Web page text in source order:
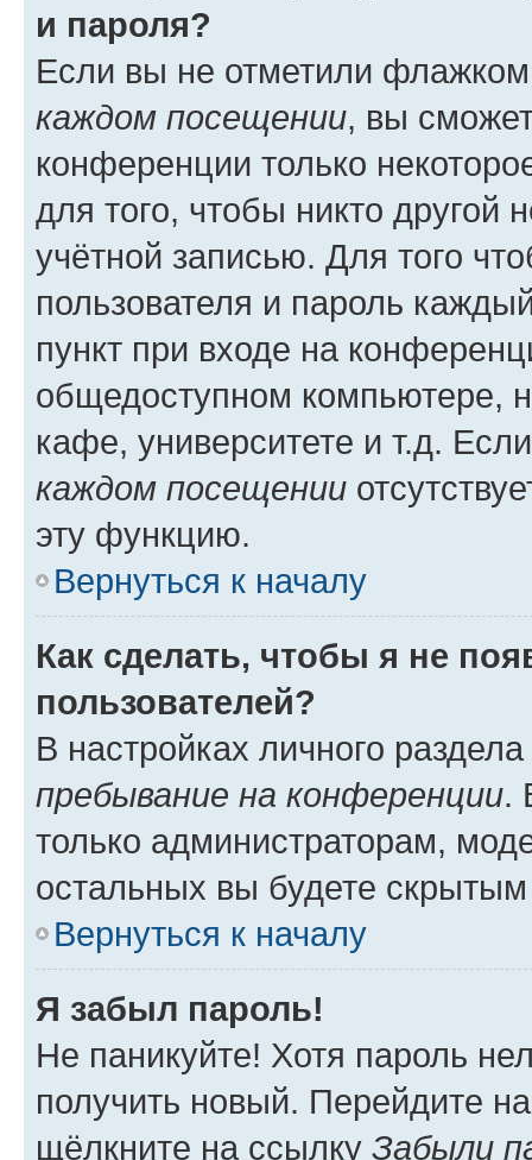
и пароля?
Если вы не отметили
каждом посещении, вы
конференции только
для того, чтобы никто другой
учётной записью. Для того
пользователя и пароль
пункт при входе на
общедоступном компьютере,
кафе, университете и т.д.
каждом посещении
эту функцию.
Вернуться к началу
Как сделать, чтобы я не
пользователей?
В настройках личного
пребывание на конференции.
только администраторам,
остальных вы будете
Вернуться к началу
Я забыл пароль!
Не паникуйте! Хотя пароль
получить новый. Перейдите
щёлкните на ссылку Забыли